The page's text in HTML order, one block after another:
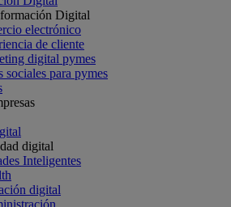
Digital
electrónico
de cliente
digital pymes
sociales para pymes
digital
Inteligentes
digital